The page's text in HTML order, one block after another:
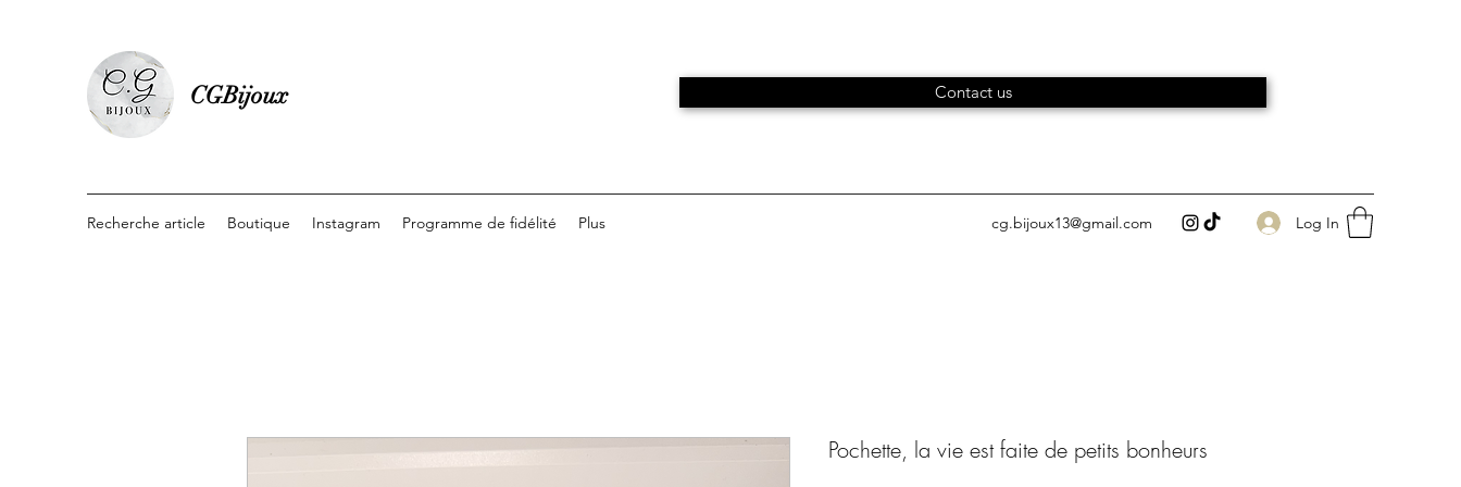
CGBijoux Contact us
Recherche article Boutique Instagram Programme de fidélité Plus cg.bijoux13@gmail.com Log In
Pochette, la vie est faite de petits bonheurs